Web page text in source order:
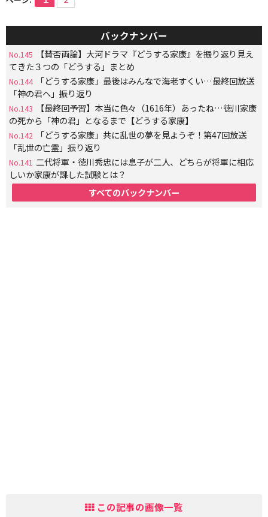
バックナンバー
No.145
【賛否両論】大河ドラマ『どうする家康』を振り返り見え
てきた３つの「どうする」まとめ
No.144
「どうする家康」最後はみんなで海老すくい…最終回放送
「神の君へ」振り返り
No.143
【最終回予習】本当に色々（1616年）あったね…徳川家康
の死から「神の君」となるまで【どうする家康】
No.142
「どうする家康」共に乱世の夢を見ようぞ！第47回放送
「乱世の亡霊」振り返り
No.141 二代将軍・徳川秀忠には息子が二人、どちらが将軍に相応
しいか家康が課した試験とは？
すべてのバックナンバー
この記事の画像一覧